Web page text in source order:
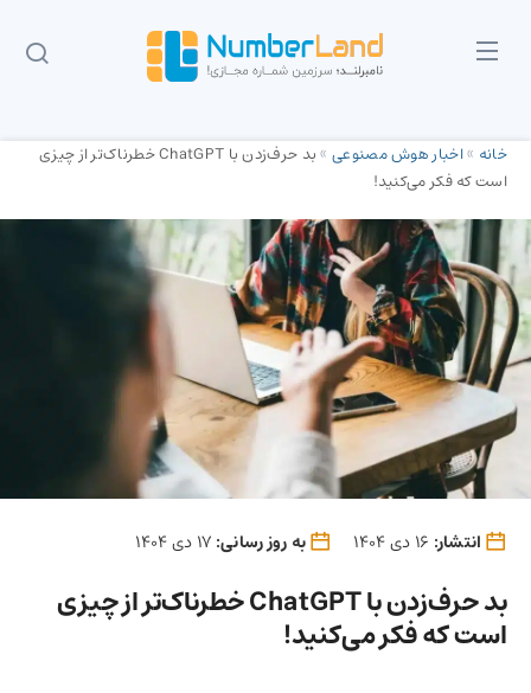
خانه »اخبار هوش مصنوعی»
بد حرف‌زدن با ChatGPT خطرناک‌تر از چیزی
است که فکر می‌کنید!
انتشار: به روز رسانی:
بد حرف‌زدن با ChatGPT خطرناک‌تر از چیزی
است که فکر می‌کنید!